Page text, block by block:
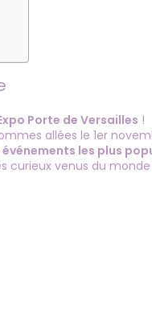
Porte de Versailles !
allées le 1er
événements les plus
curieux venus du